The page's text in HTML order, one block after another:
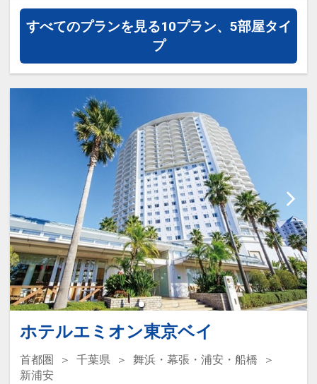
付けください）
【ご宿泊のお客様にうれしい特色！！】
本館4階SPA（大浴場）が、ご滞在中料
金不要にてご利用いただけます。(一部有
料施設有り）
※スパ営業時間 11:00～翌朝9:00
（浴室清掃時間 深夜1:00～5:00）
※チェックイン前からもご利用いただけ
設定期間：2026年2月27日～2027年1月
31日
インターネットコース番号：DP-2-
200000044058
・【本館5階SPA+(スパプラス)】は、
950円/1名様 の追加料金にてご利用いた
※浴室清掃時間(深夜1:00～5:00)はご利
用いただけません。
※4階SPA(大浴場)は、4歳未満のお子
様、おむつを着用の方はご利用いただけ
ません。
※4階SPA(大浴場)は、7歳以上・身長
120cm以上のお子様は混浴ではご利用い
ただけません。
※5階SPA+内の各種岩盤浴・サウナは、
中学生未満のお子様はご利用いただけま
せん。
※タトゥーをされている方は当社指定の
カバーシールで隠せる場合はご利用可能
【ご予約完了後の朝食追加について】
素泊りプランでご予約いただいても、朝
すべてのプランを見る10プラン、5部屋タイ
プ
ホテルエミオン東京ベイ
首都圏 千葉県
舞浜・幕張・浦安・船橋
新浦安